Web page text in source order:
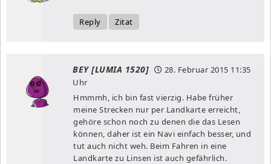
Reply Zitat
BEY [LUMIA 1520] 28. Februar 2015 11:35
Uhr
Hmmmh, ich bin fast vierzig. Habe früher
meine Strecken nur per Landkarte erreicht,
gehöre schon noch zu denen die das Lesen
können, daher ist ein Navi einfach besser, und
tut auch nicht weh. Beim Fahren in eine
Landkarte zu Linsen ist auch gefährlich.